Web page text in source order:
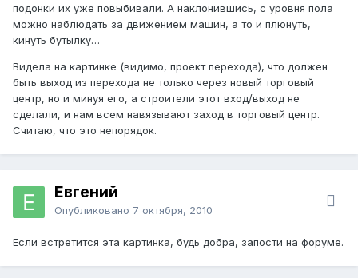
подонки их уже повыбивали. А наклонившись, с уровня пола
можно наблюдать за движением машин, а то и плюнуть,
кинуть бутылку…
Видела на картинке (видимо, проект перехода), что должен
быть выход из перехода не только через новый торговый
центр, но и минуя его, а строители этот вход/выход не
сделали, и нам всем навязывают заход в торговый центр.
Считаю, что это непорядок.
Евгений
Опубликовано 7 октября, 2010
Если встретится эта картинка, будь добра, запости на форуме.